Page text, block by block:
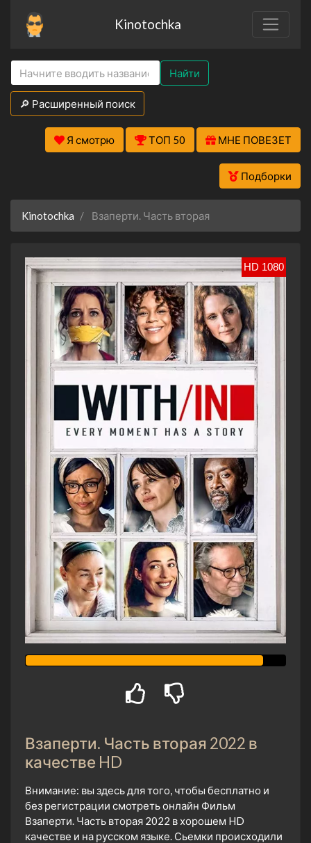
Kinotochka
Найти
🔎 Расширенный поиск
Я смотрю ТОП 50 МНЕ ПОВЕЗЕТ
Подборки
Kinotochka Взаперти. Часть вторая
HD 1080
Взаперти. Часть вторая 2022 в
качестве HD
Внимание: вы здесь для того, чтобы бесплатно и
без регистрации смотреть онлайн Фильм
Взаперти. Часть вторая 2022 в хорошем HD
качестве и на русском языке. Сьемки происходили